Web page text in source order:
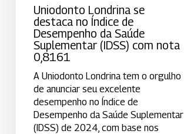
Uniodonto Londrina se
destaca no Índice de
Desempenho da Saúde
Suplementar (IDSS) com nota
0,8161
A Uniodonto Londrina tem o orgulho
de anunciar seu excelente
desempenho no Índice de
Desempenho da Saúde Suplementar
(IDSS) de 2024, com base nos